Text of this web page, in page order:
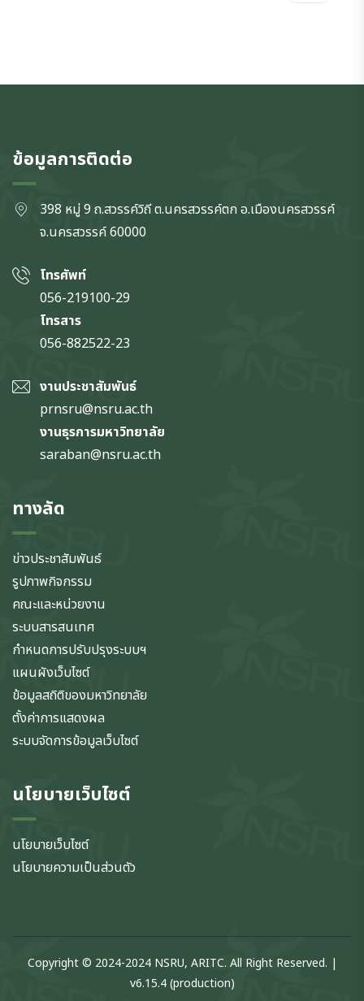
ข้อมูลการติดต่อ
398 หมู่ 9 ถ.สวรรค์วิถี ต.นครสวรรค์ตก อ.เมืองนครสวรรค์
จ.นครสวรรค์60000
โทรศัพท์
056-219100-29
โทรสาร
056-882522-23
งานประชาสัมพันธ์
prnsru@nsru.ac.th
งานธุรการมหาวิทยาลัย
saraban@nsru.ac.th
ทางลัด
ข่าวประชาสัมพันธ์
รูปภาพกิจกรรม
คณะและหน่วยงาน
ระบบสารสนเทศ
กำหนดการปรับปรุงระบบฯ
แผนผังเว็บไซต์
ข้อมูลสถิติของมหาวิทยาลัย
ตั้งค่าการแสดงผล
ระบบจัดการข้อมูลเว็บไซต์
นโยบายเว็บไซต์
นโยบายเว็บไซต์
นโยบายความเป็นส่วนตัว
Copyright © 2024-2024 NSRU, ARITC. All Right Reserved. |
v6.15.4 (production)